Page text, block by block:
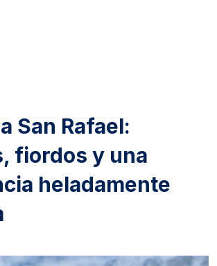
San Rafael:
fiordos y una
heladamente